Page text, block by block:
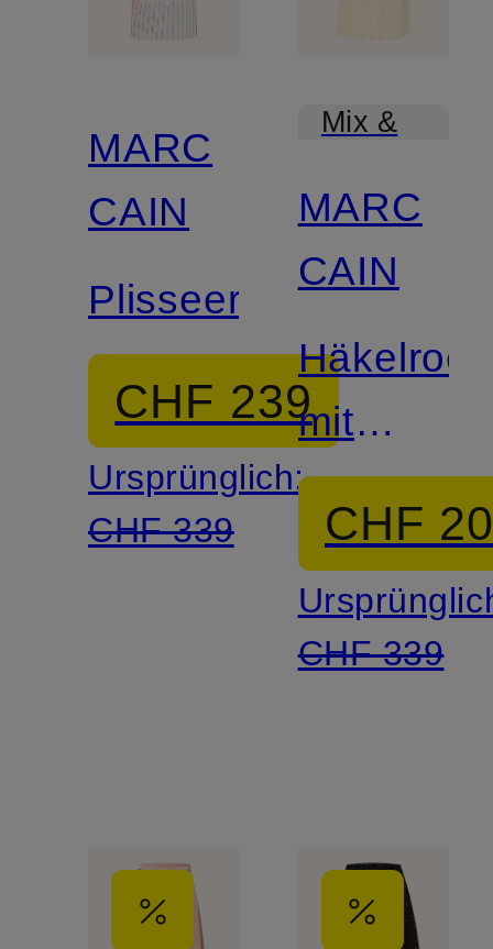
MARC
CAIN
Plisseerock
CHF 239
Ursprünglich:
CHF 339
Mix &
MARC
CAIN
Häkelrock
mit
CHF
CHF 339